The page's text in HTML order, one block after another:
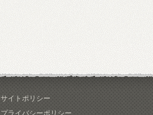
サイトポリシー
プライバシーポリシー